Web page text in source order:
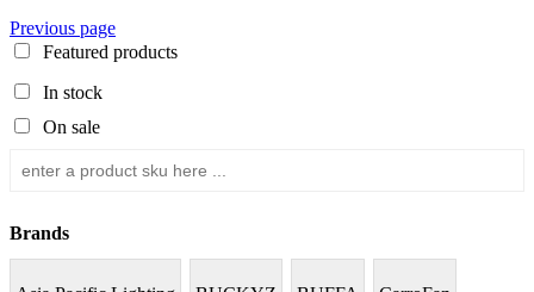
Previous page
Featured products
In stock
On sale
Brands